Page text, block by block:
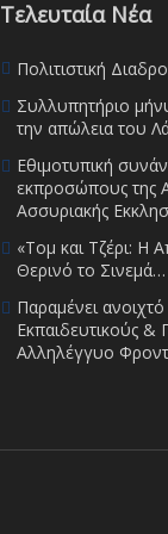
Τελευταία Νέα
Πολιτιστική
Συλλυπητήριο
την απώλεια του
Εθιμοτυπική
εκπροσώπους της
Ασσυριακής
«Τομ και Τζέρι: Η
Θερινό το Σινεμά…
Παραμένει
Εκπαιδευτικούς &
Αλληλέγγυο